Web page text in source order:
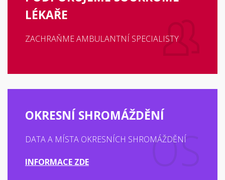
LÉKAŘE
ZACHRAŇME AMBULANTNÍ SPECIALISTY
OKRESNÍ SHROMÁŽDĚNÍ
DATA A MÍSTA OKRESNÍCH SHROMÁŽDĚNÍ
INFORMACE ZDE